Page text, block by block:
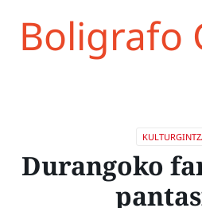
Boligrafo
Durangoko